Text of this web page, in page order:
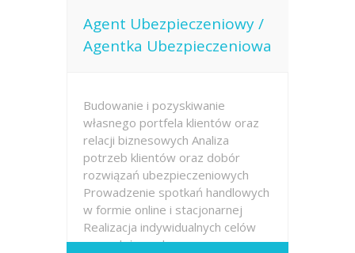
Agent Ubezpieczeniowy /
Agentka Ubezpieczeniowa
Budowanie i pozyskiwanie
własnego portfela klientów oraz
relacji biznesowych Analiza
potrzeb klientów oraz dobór
rozwiązań ubezpieczeniowych
Prowadzenie spotkań handlowych
w formie online i stacjonarnej
Realizacja indywidualnych celów
sprzedażowych przy...